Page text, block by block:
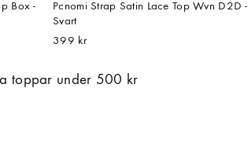
Box -
Pcnomi Strap Satin Lace Top Wvn D2D -
Svart
399 kr
toppar under 500 kr